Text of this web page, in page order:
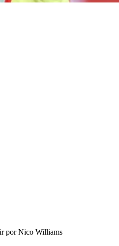
por Nico Williams